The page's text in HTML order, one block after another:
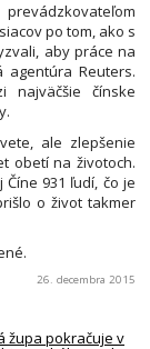
po tom, ako s
aby práce na
Reuters.
najväčšie čínske
ale zlepšenie
obetí na životoch.
931 ľudí, čo je
o život takmer
26. decembra 2015
župa pokračuje v